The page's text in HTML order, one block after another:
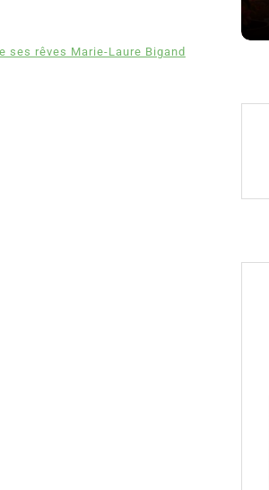
ses rêves Marie-Laure Bigand